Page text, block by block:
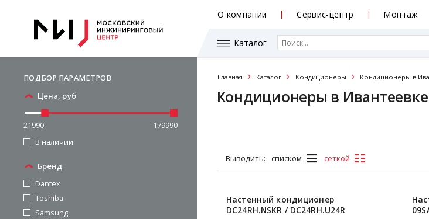
О компании Сервис-центр Монтаж
Каталог
ПОДБОР ПАРАМЕТРОВ
Цена, руб
21990
179990
В наличии
Бренд
Dantex
Toshiba
Samsung
Главная Каталог Кондиционеры Кондиционеры в
Кондиционеры в Ивантеевке
Выводить: списком сеткой
Настенный кондиционер
DC24RH.NSKR / DC24RH.U24R